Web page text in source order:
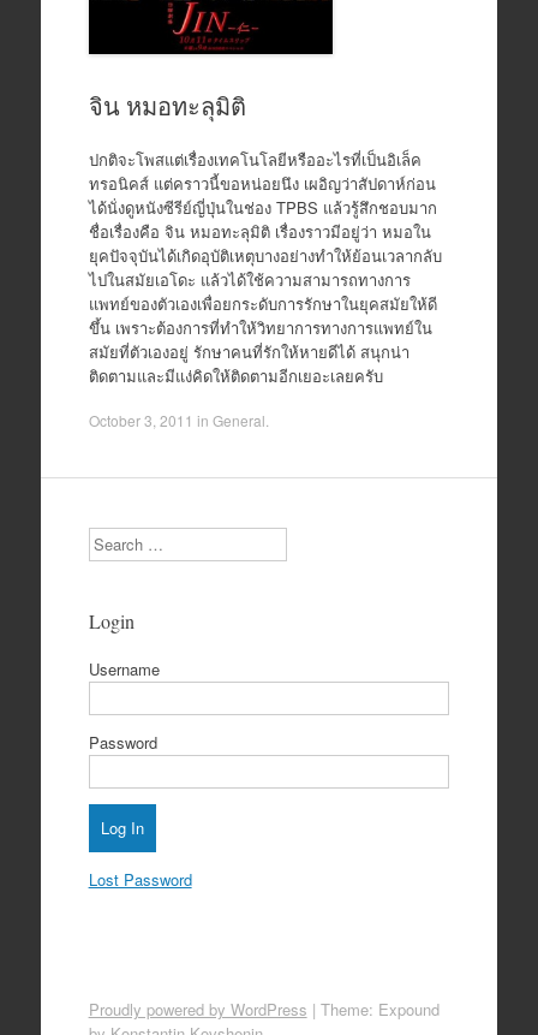
จิน หมอทะลุมิติ
ปกติจะโพสแต่เรื่องเทคโนโลยีหรืออะไรที่เป็นอิเล็ค
ทรอนิคส์ แต่คราวนี้ขอหน่อยนึง เผอิญว่าสัปดาห์ก่อน
ได้นั่งดูหนังซีรีย์ญี่ปุ่นในช่อง TPBS แล้วรู้สึกชอบมาก
ชื่อเรื่องคือ จิน หมอทะลุมิติ เรื่องราวมีอยู่ว่า หมอใน
ยุคปัจจุบันได้เกิดอุบัติเหตุบางอย่างทำให้ย้อนเวลากลับ
ไปในสมัยเอโดะ แล้วได้ใช้ความสามารถทางการ
แพทย์ของตัวเองเพื่อยกระดับการรักษาในยุคสมัยให้ดี
ขึ้น เพราะต้องการที่ทำให้วิทยาการทางการแพทย์ใน
สมัยที่ตัวเองอยู่ รักษาคนที่รักให้หายดีได้ สนุกน่า
ติดตามและมีแง่คิดให้ติดตามอีกเยอะเลยครับ
October 3, 2011 in General
Search
Login
Username
Password
Lost Password
Proudly powered by WordPress | Theme: Expound